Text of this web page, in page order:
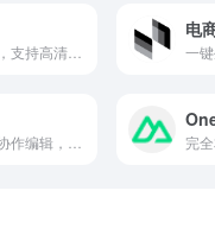
电
完